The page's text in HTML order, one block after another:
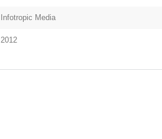
Infotropic Media
2012